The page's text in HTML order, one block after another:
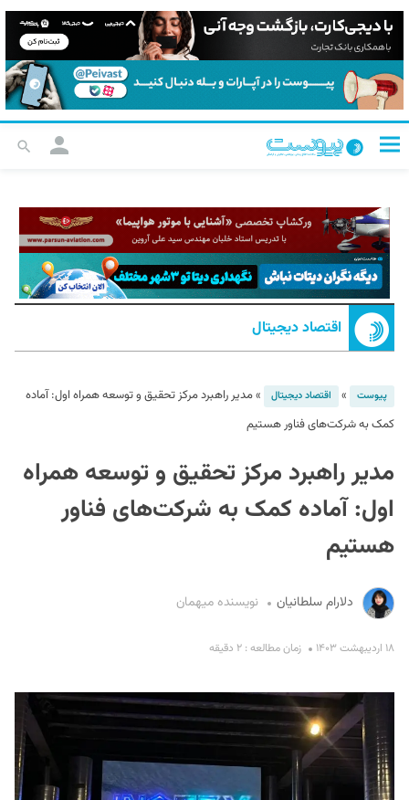
اقتصاد دیجیتال
پیوست » اقتصاد دیجیتال »مدیر راهبرد مرکز تحقیق و توسعه همراه اول: آماده
کمک به شرکت‌های فناور هستیم
مدیر راهبرد مرکز تحقیق و توسعه همراه
اول: آماده کمک به شرکت‌های فناور
هستیم
دلارام سلطانیان نویسنده میهمان
۱۸ اردیبهشت ۱۴۰۳ زمان مطالعه : ۲ دقیقه